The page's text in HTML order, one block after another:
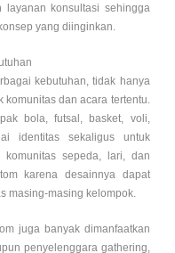
konsultasi sehingga
yang diinginkan.
kebutuhan, tidak hanya
dan acara tertentu.
bola, futsal, basket, voli,
identitas sekaligus untuk
komunitas sepeda, lari, dan
karena desainnya dapat
masing-masing kelompok.
juga banyak dimanfaatkan
penyelenggara gathering,